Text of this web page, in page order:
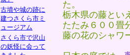
古墳や城の跡に
建つさくら市ミ
ュージアム
さくら市で沢山
の妖怪に会って
た。
栃木県の藤とい
たたみ６００畳
藤の花のシャワ